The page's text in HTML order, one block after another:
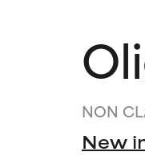
NON
New